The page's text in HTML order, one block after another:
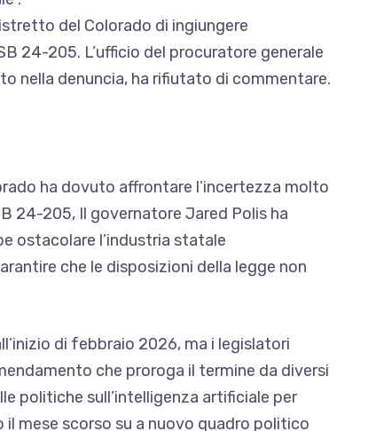
del Colorado di ingiungere
24-205. L’ufficio del procuratore generale
nella denuncia, ha rifiutato di commentare.
ha dovuto affrontare l’incertezza molto
24-205, Il governatore Jared Polis ha
ostacolare l’industria statale
che le disposizioni della legge non
di febbraio 2026, ma i legislatori
che proroga il termine da diversi
politiche sull’intelligenza artificiale per
mese scorso su a nuovo quadro politico